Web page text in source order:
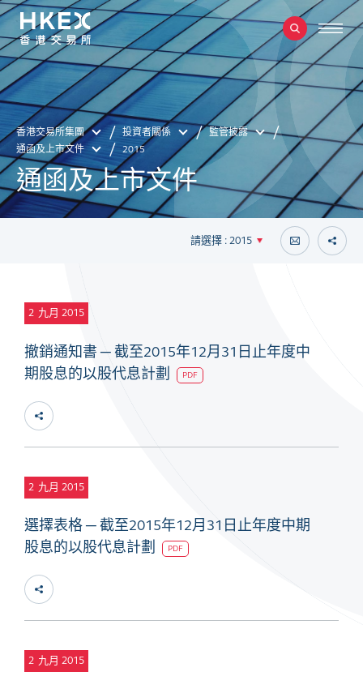
香港交易所集團 投資者關係
監管披露
通函及上市文件
2015
通函及上市文件
請選擇 : 2015
2 九月 2015
撤銷通知書 ─ 截至2015年12月31日止年度中
期股息的以股代息計劃
PDF
2 九月 2015
選擇表格 ─ 截至2015年12月31日止年度中期
股息的以股代息計劃
PDF
2 九月 2015